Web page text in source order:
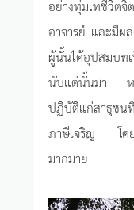
อย่างทุ่มเทชีวิต
อาจารย์ และมีผ
ผู้นั้นได้อุปสมบ
นับแต่นั้นมา หล
ปฏิบัติแก่สาธุชน
ภาษีเจริญ โดย
มากมาย